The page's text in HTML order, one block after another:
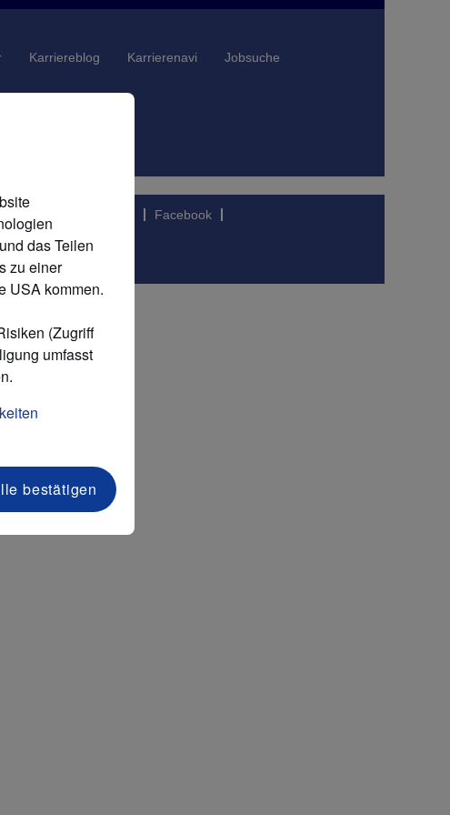
Karriereblog Karrierenavi Jobsuche
Facebook
das Teilen
zu einer
USA kommen.
(Zugriff
umfasst
bestätigen